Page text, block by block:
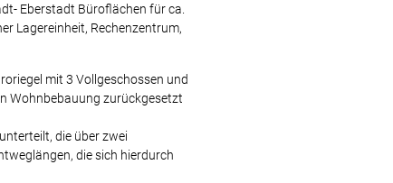
Eberstadt Büroflächen für ca.
Lagereinheit, Rechenzentrum,
mit 3 Vollgeschossen und
Wohnbebauung zurückgesetzt
die über zwei
die sich hierdurch